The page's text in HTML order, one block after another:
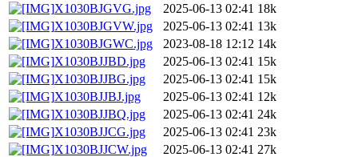
X1030BJGVG.jpg
2025-06-13 02:41 18k
X1030BJGVW.jpg
2025-06-13 02:41 13k
X1030BJGWC.jpg
2023-08-18 12:12 14k
X1030BJJBD.jpg
2025-06-13 02:41 15k
X1030BJJBG.jpg
2025-06-13 02:41 15k
X1030BJJBJ.jpg
2025-06-13 02:41 12k
X1030BJJBQ.jpg
2025-06-13 02:41 24k
X1030BJJCG.jpg
2025-06-13 02:41 23k
X1030BJJCW.jpg
2025-06-13 02:41 27k